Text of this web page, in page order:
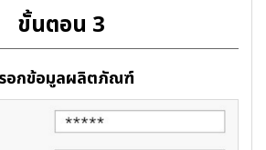
ขั้นตอน 3
อกข้อมูลผลิตภัณฑ์